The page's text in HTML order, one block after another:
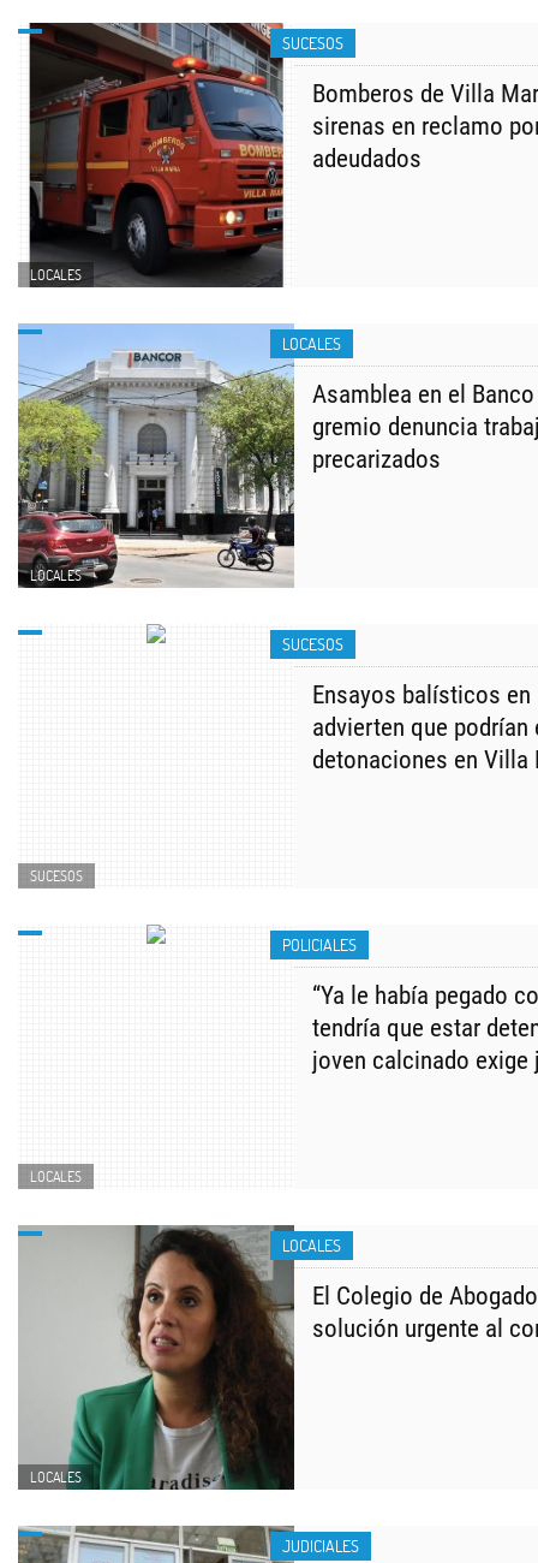
SUCESOS
LOCALES
Bomberos de Villa
sirenas en reclamo
adeudados
LOCALES
LOCALES
Asamblea en el
gremio denuncia
precarizados
SUCESOS
SUCESOS
Ensayos balísticos
advierten que
detonaciones en Villa
POLICIALES
LOCALES
“Ya le había pegado
tendría que estar
joven calcinado
LOCALES
LOCALES
El Colegio de
solución urgente al
JUDICIALES